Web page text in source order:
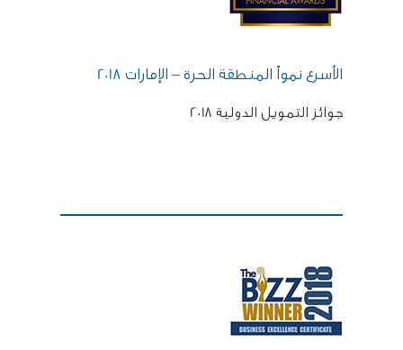
الأسرع نمواً المنطقة الحرة – الإمارات 2018
جوائز التمويل الدولية 2018